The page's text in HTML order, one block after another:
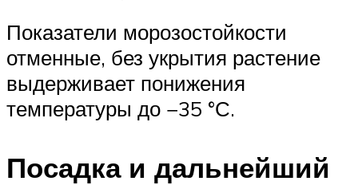
Показатели морозостойкости
отменные, без укрытия растение
выдерживает понижения
температуры до −35 °С.
Посадка и дальнейший